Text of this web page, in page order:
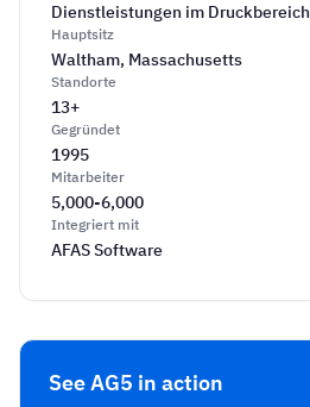
Dienstleistungen im Druckbereich
Hauptsitz
Waltham, Massachusetts
Standorte
13+
Gegründet
1995
Mitarbeiter
5,000-6,000
Integriert mit
AFAS Software
See AG5 in action